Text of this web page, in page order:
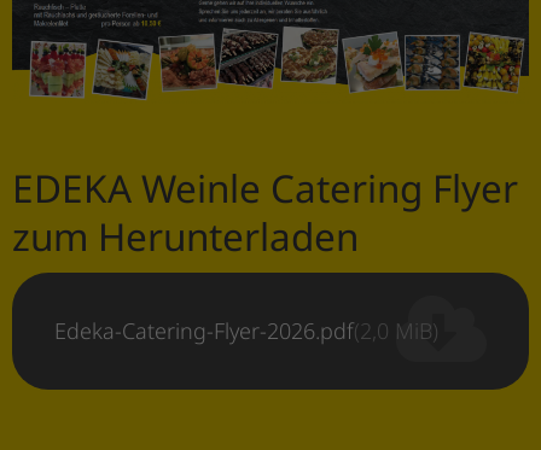
EDEKA Weinle Catering Flyer
zum Herunterladen
Edeka-Catering-Flyer-2026.pdf(2,0 MiB)